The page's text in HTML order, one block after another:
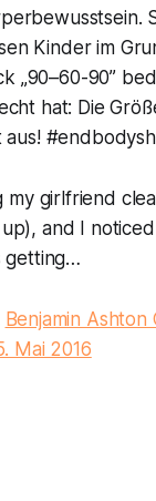
Kinder im
„90–60-90”
hat: Die
my girlfriend
and I
getting…
Benjamin Ashton
Mai 2016